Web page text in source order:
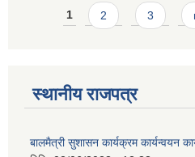
Pages
1 2 3
स्थानीय राजपत्र
बालमैत्री सुशासन कार्यक्रम कार्यन्वयन